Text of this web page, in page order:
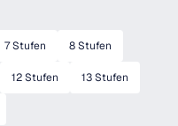
7 Stufen 8 Stufen
12 Stufen 13 Stufen